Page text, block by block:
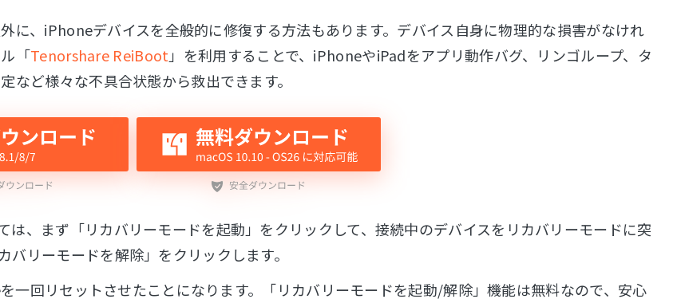
に、iPhoneデバイスを全般的に修復する方法もあります。デバイス自身に物理的な損害がなけれ
「Tenorshare ReiBoot 」を利用することで、iPhoneやiPadをアプリ動作バグ、リンゴループ、タ
など様々な不具合状態から救出できます。
は、まず「リカバリーモードを起動」をクリックして、接続中のデバイスをリカバリーモードに突
バリーモードを解除」をクリックします。
一回リセットさせたことになります。「リカバリーモードを起動/解除」機能は無料なので、安心